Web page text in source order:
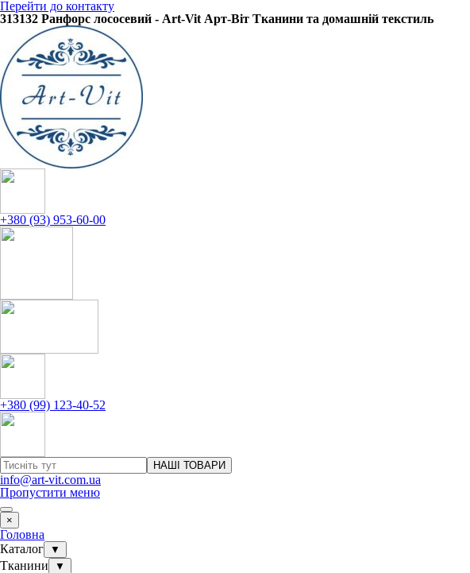
Перейти до контакту
313132 Ранфорс лососевий - Art-Vit Арт-Віт Тканини та домашній текстиль
+380 (93) 953-60-00
+380 (99) 123-40-52
НАШІ ТОВАРИ
info@art-vit.com.ua
Пропустити меню
×
Головна
Каталог
▼
Тканини ▼